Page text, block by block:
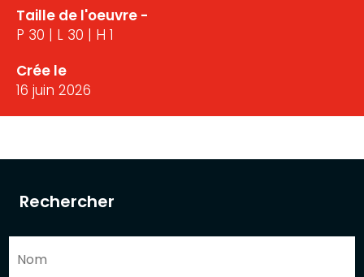
Rechercher
Taille de l'oeuvre -
P 30 | L 30 | H 1
Crée le
16 juin 2026